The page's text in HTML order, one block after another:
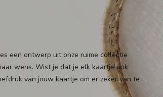
een ontwerp uit onze ruime collectie
wens. Wist je dat je elk kaartje ook
van jouw kaartje om er zeker van te